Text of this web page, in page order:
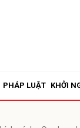
PHÁP LUẬT KHỞI